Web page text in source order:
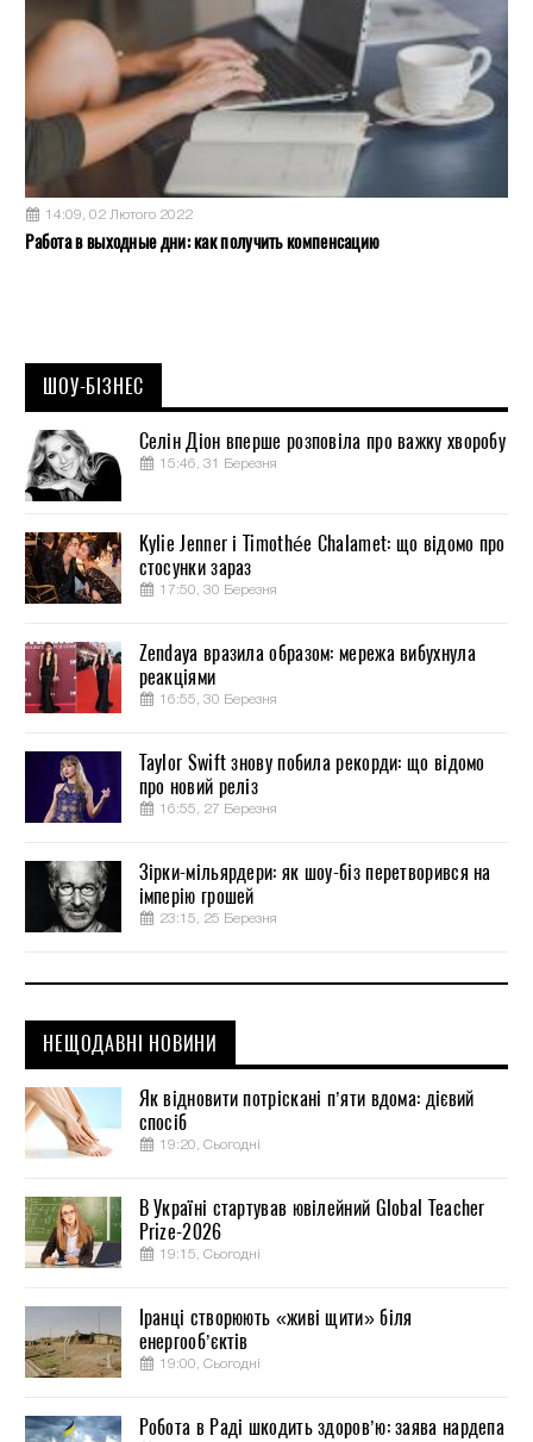
14:09, 02 Лютого 2022
Работа в выходные дни: как получить компенсацию
ШОУ-БІЗНЕС
Селін Діон вперше розповіла про важку хворобу
15:46, 31 Березня
Kylie Jenner і Timothée Chalamet: що відомо про
стосунки зараз
17:50, 30 Березня
Zendaya вразила образом: мережа вибухнула
реакціями
16:55, 30 Березня
Taylor Swift знову побила рекорди: що відомо
про новий реліз
16:55, 27 Березня
Зірки-мільярдери: як шоу-біз перетворився на
імперію грошей
23:15, 25 Березня
НЕЩОДАВНІ НОВИНИ
Як відновити потріскані п’яти вдома: дієвий
спосіб
19:20, Сьогодні
В Україні стартував ювілейний Global Teacher
Prize-2026
19:15, Сьогодні
Іранці створюють «живі щити» біля
енергооб’єктів
19:00, Сьогодні
Робота в Раді шкодить здоров’ю: заява нардепа